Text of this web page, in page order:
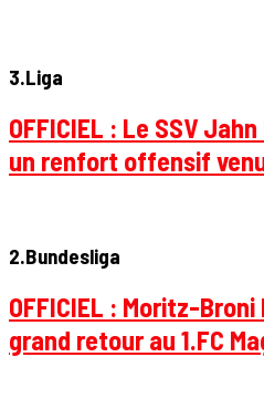
3.Liga
OFFICIEL : Le SSV
un renfort offensif
2.Bundesliga
OFFICIEL : Moritz-
grand retour au 1.FC